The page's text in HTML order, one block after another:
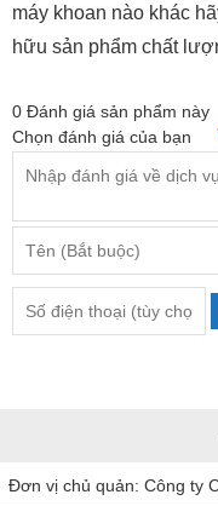
máy khoan nào khác
hữu sản phẩm chất
0 Đánh giá sản phẩm này
Chọn đánh giá của bạn
Đơn vị chủ quản: Công ty